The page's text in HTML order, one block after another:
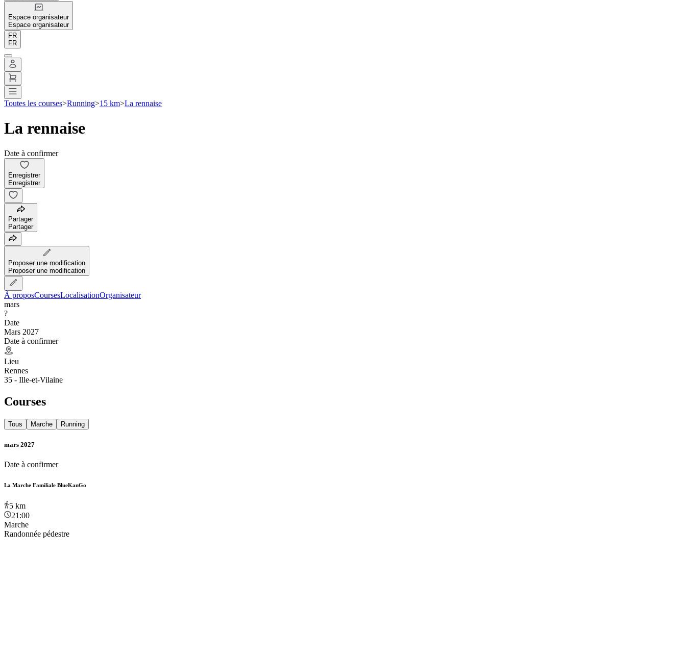
Espace organisateur
Espace organisateur
FR
FR
Toutes les courses>Running>15 km>La rennaise
La rennaise
Date à confirmer
Enregistrer
Enregistrer
Partager
Partager
Proposer une modification
Proposer une modification
À proposCoursesLocalisationOrganisateur
mars
?
Date
Mars 2027
Date à confirmer
Lieu
Rennes
35 - Ille-et-Vilaine
Courses
Tous Marche Running
mars 2027
Date à confirmer
La Marche Familiale BlueKanGo
5 km
21:00
Marche
Randonnée pédestre